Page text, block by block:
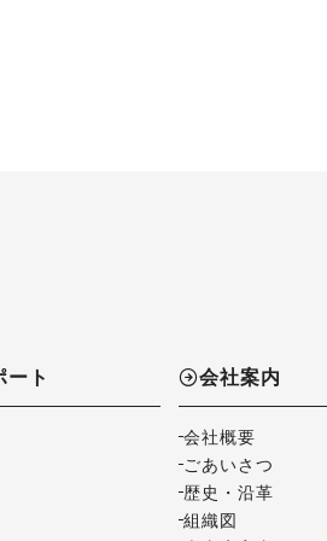
ト 会社案内
会社概要
ごあいさつ
歴史・沿革
組織図